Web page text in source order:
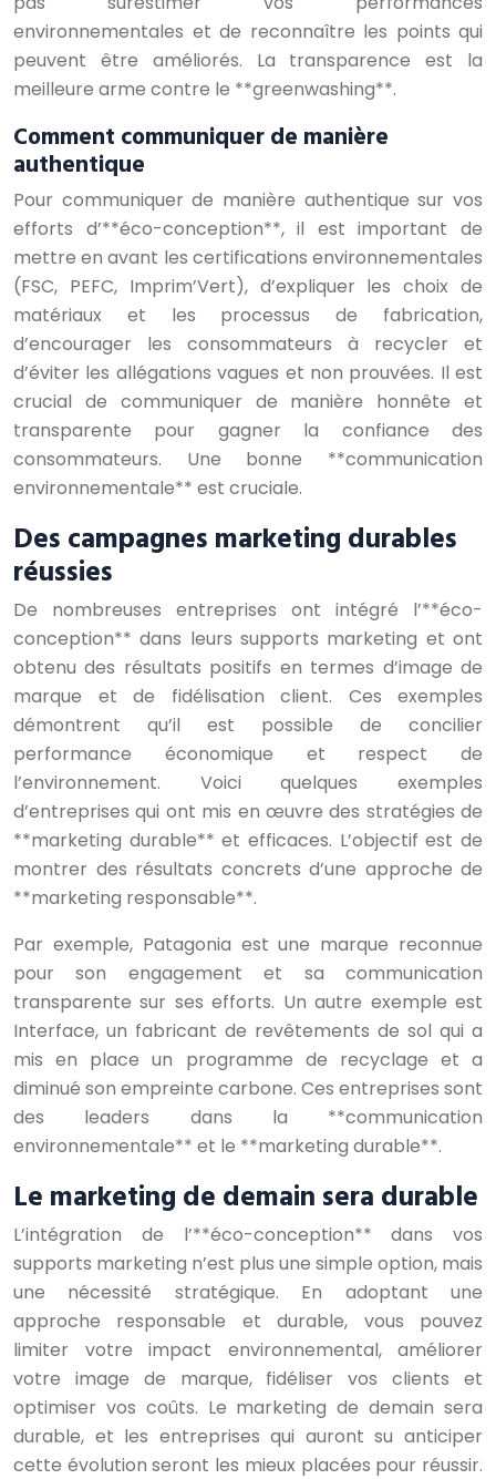
environnementales et de reconnaître les points qui
peuvent être améliorés. La transparence est la
meilleure arme contre le **greenwashing**.
Comment communiquer de manière
authentique
Pour communiquer de manière authentique sur vos
efforts d’**éco-conception**, il est important de
mettre en avant les certifications environnementales
(FSC, PEFC, Imprim’Vert), d’expliquer les choix de
matériaux et les processus de fabrication,
d’encourager les consommateurs à recycler et
d’éviter les allégations vagues et non prouvées. Il est
crucial de communiquer de manière honnête et
transparente pour gagner la confiance des
consommateurs. Une bonne **communication
environnementale** est cruciale.
Des campagnes marketing durables
réussies
De nombreuses entreprises ont intégré l’**éco-
conception** dans leurs supports marketing et ont
obtenu des résultats positifs en termes d’image de
marque et de fidélisation client. Ces exemples
démontrent qu’il est possible de concilier
performance économique et respect de
l’environnement. Voici quelques exemples
d’entreprises qui ont mis en œuvre des stratégies de
**marketing durable** et efficaces. L’objectif est de
montrer des résultats concrets d’une approche de
**marketing responsable**.
Par exemple, Patagonia est une marque reconnue
pour son engagement et sa communication
transparente sur ses efforts. Un autre exemple est
Interface, un fabricant de revêtements de sol qui a
mis en place un programme de recyclage et a
diminué son empreinte carbone. Ces entreprises sont
des leaders dans la **communication
environnementale** et le **marketing durable**.
Le marketing de demain sera durable
L’intégration de l’**éco-conception** dans vos
supports marketing n’est plus une simple option, mais
une nécessité stratégique. En adoptant une
approche responsable et durable, vous pouvez
limiter votre impact environnemental, améliorer
votre image de marque, fidéliser vos clients et
optimiser vos coûts. Le marketing de demain sera
durable, et les entreprises qui auront su anticiper
cette évolution seront les mieux placées pour réussir.